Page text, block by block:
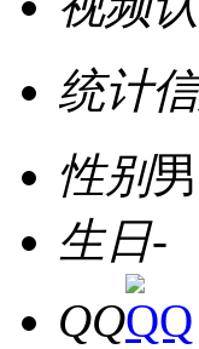
统计
性别男
生日-
QQ